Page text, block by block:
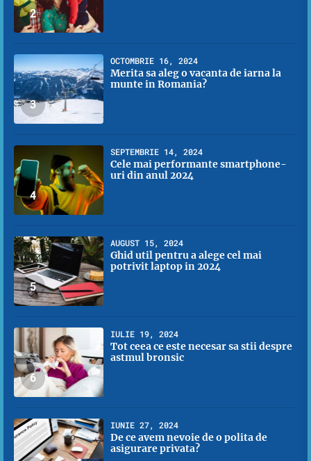
2
3
OCTOMBRIE 16, 2024
Merita sa aleg o vacanta de iarna la
munte in Romania?
4
SEPTEMBRIE 14, 2024
Cele mai performante smartphone-
uri din anul 2024
5
AUGUST 15, 2024
Ghid util pentru a alege cel mai
potrivit laptop in 2024
6
IULIE 19, 2024
Tot ceea ce este necesar sa stii despre
astmul bronsic
IUNIE 27, 2024
De ce avem nevoie de o polita de
asigurare privata?